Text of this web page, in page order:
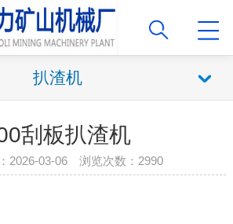
扒渣机
刮板扒渣机
2026-03-06 浏览次数：2990